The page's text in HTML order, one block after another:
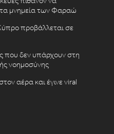
μνημεία των Φαραώ
προβάλλεται σε
που δεν υπάρχουν στη
νοημοσύνης
αέρα και έγινε viral